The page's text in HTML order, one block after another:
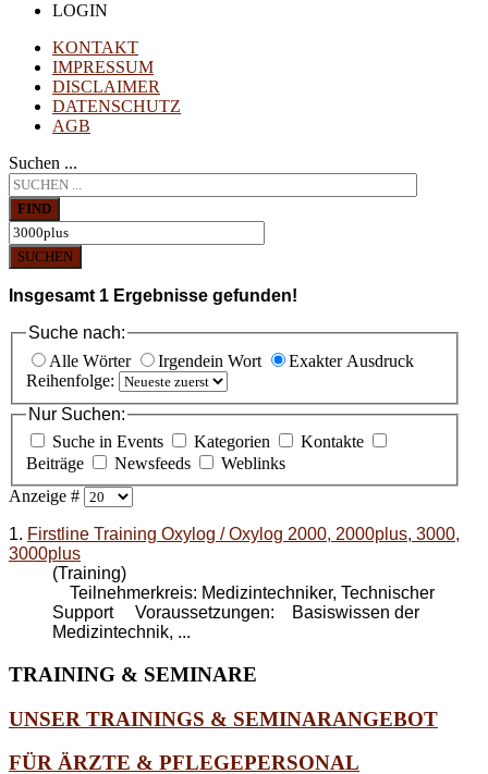
LOGIN
KONTAKT
IMPRESSUM
DISCLAIMER
DATENSCHUTZ
AGB
Suchen ...
FIND
SUCHEN
Insgesamt 1 Ergebnisse gefunden!
Suche nach:
Alle Wörter
Irgendein Wort
Exakter Ausdruck
Reihenfolge:
Nur Suchen:
Suche in Events
Kategorien
Kontakte
Beiträge
Newsfeeds
Weblinks
Anzeige #
1. Firstline Training Oxylog / Oxylog 2000, 2000plus, 3000,
3000plus
(Training)
Teilnehmerkreis: Medizintechniker, Technischer
Support Voraussetzungen: Basiswissen der
Medizintechnik, ...
TRAINING & SEMINARE
UNSER TRAININGS & SEMINARANGEBOT
FÜR ÄRZTE & PFLEGEPERSONAL